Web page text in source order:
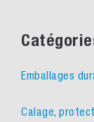
Emballages
Calage,